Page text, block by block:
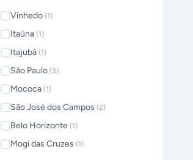
Vinhedo (1)
Itaúna (1)
Itajubá (1)
São Paulo (3)
Mococa (1)
São José dos Campos (2)
Belo Horizonte (1)
Mogi das Cruzes (1)